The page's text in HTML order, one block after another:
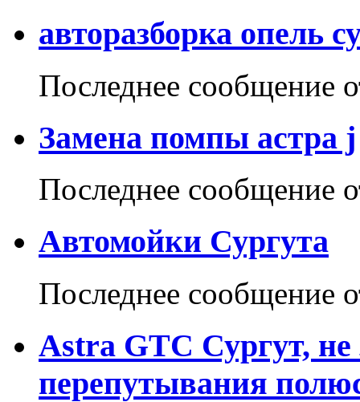
авторазборка опель
Последнее сообщение
Замена помпы астра j
Последнее сообщение
Автомойки Сургута
Последнее сообщение
Astra GTC Сургут, не
перепутывания